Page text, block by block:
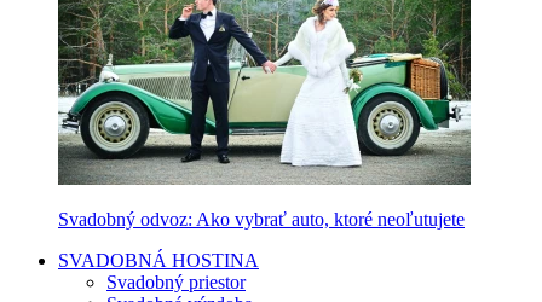
Svadobný odvoz: Ako vybrať auto, ktoré neoľutujete
SVADOBNÁ HOSTINA
Svadobný priestor